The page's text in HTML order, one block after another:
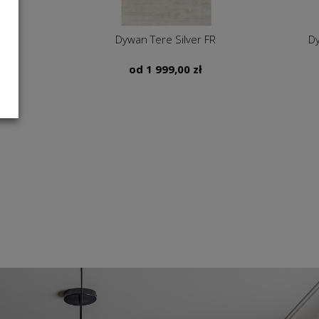
Landscape
Dywan Geometryczny IMPERIAL GREY
od 1 449,00